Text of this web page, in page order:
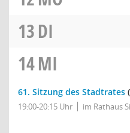
13DI
14MI
61. Sitzung des Stadtrates
19:00-20:15 Uhr im Rathaus